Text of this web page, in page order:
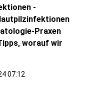
-
Praxen
worauf wir
07:12